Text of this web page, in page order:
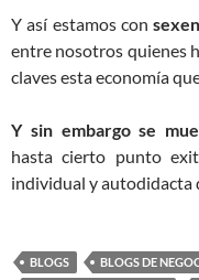
Y así estamos con
entre nosotros quienes
claves esta economía
Y sin embargo se
hasta cierto punto
individual y autodidacta
BLOGS BLOGS DE